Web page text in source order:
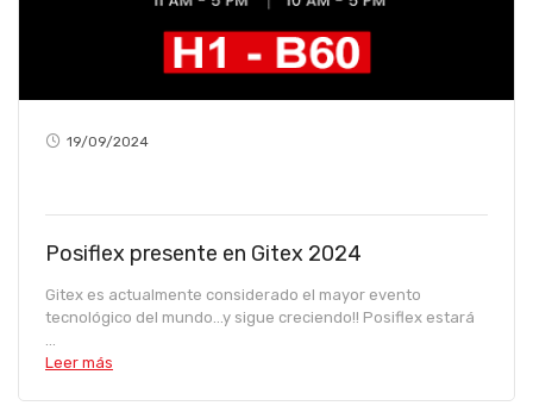
19/09/2024
Posiflex presente en Gitex 2024
Gitex es actualmente considerado el mayor evento
tecnológico del mundo...y sigue creciendo!! Posiflex estará
...
Leer más